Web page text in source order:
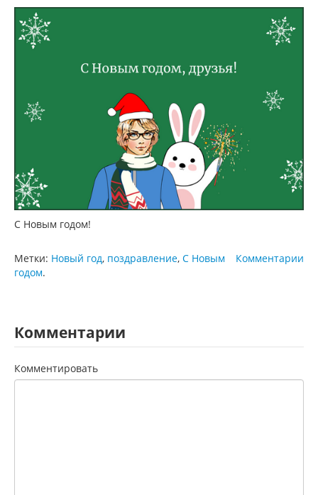
С Новым годом!
Комментарии
Метки: Новый год, поздравление, С Новым
годом.
Комментарии
Комментировать